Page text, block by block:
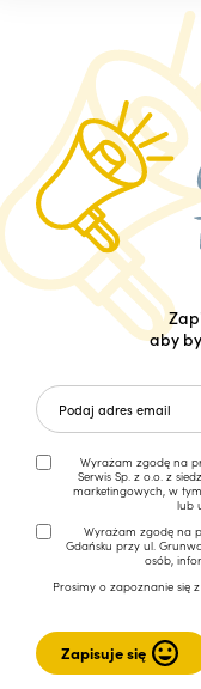
aby
Wyrażam zgodę na
Serwis Sp. z o.o. z
marketingowych, w
lub
Wyrażam zgodę na
Gdańsku przy ul.
osób,
Prosimy o zapoznanie się